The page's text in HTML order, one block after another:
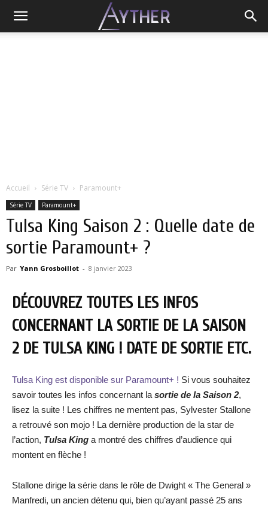
Accueil Série TV Paramount+
Série TV Paramount+
Tulsa King Saison 2 : Quelle date de
sortie Paramount+ ?
Par Yann Grosboillot - 8 janvier 2023
DÉCOUVREZ TOUTES LES INFOS
CONCERNANT LA SORTIE DE LA SAISON
2 DE TULSA KING ! DATE DE SORTIE ETC.
Tulsa King est disponible sur Paramount+ ! Si vous souhaitez
savoir toutes les infos concernant la sortie de la Saison 2,
lisez la suite ! Les chiffres ne mentent pas, Sylvester Stallone
a retrouvé son mojo ! La dernière production de la star de
l’action, Tulsa King a montré des chiffres d’audience qui
montent en flèche !
Stallone dirige la série dans le rôle de Dwight « The General »
Manfredi, un ancien détenu qui, bien qu’ayant passé 25 ans